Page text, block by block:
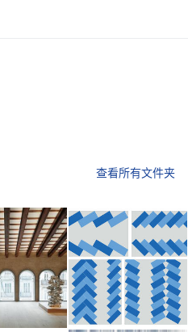
查看所有文件夹